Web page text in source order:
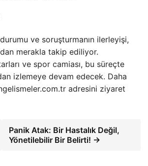
durumu ve soruşturmanın ilerleyişi,
merakla takip ediliyor.
ve spor camiası, bu süreçte
izlemeye devam edecek. Daha
adresini ziyaret
Panik Atak: Bir Hastalık Değil,
Yönetilebilir Bir Belirti! →